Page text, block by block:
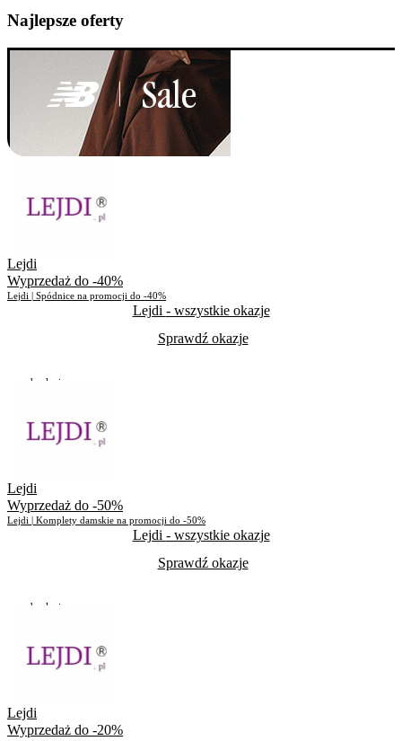
Najlepsze oferty
Lejdi
Wyprzedaż do -40%
Lejdi | Spódnice na promocji do -40%
Lejdi - wszystkie okazje
Sprawdź okazje
Do odwołania
Lejdi
Wyprzedaż do -50%
Lejdi | Komplety damskie na promocji do -50%
Lejdi - wszystkie okazje
Sprawdź okazje
Do odwołania
Lejdi
Wyprzedaż do -20%